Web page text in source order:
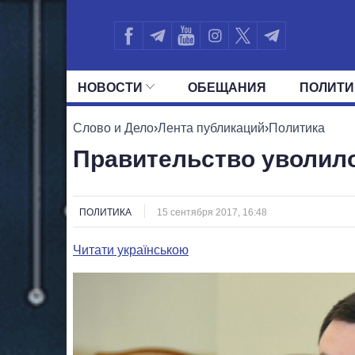
НОВОСТИ ОБЕЩАНИЯ
ВСЕ ПОЛИТИКИ ПРЕЗИДЕНТ И
Слово и Дело›Лента публикаций›Политика
Правительство
ПОЛИТИКА 15 сентября 2017, 16:48
Читати українською